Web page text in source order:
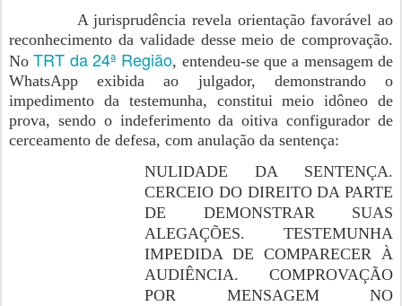
A jurisprudência revela orientação favorável ao
reconhecimento da validade desse meio de comprovação.
NoTRT da 24ª Região, entendeu-se que a mensagem de
WhatsApp exibida ao julgador, demonstrando o
impedimento da testemunha, constitui meio idôneo de
prova, sendo o indeferimento da oitiva configurador de
cerceamento de defesa, com anulação da sentença:
NULIDADE DA SENTENÇA.
CERCEIO DO DIREITO DA PARTE
DE DEMONSTRAR SUAS
ALEGAÇÕES. TESTEMUNHA
IMPEDIDA DE COMPARECER À
AUDIÊNCIA. COMPROVAÇÃO
POR MENSAGEM NO